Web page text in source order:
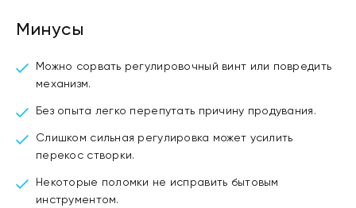
Минусы
Можно сорвать регулировочный винт или повредить
механизм.
Без опыта легко перепутать причину продувания.
Слишком сильная регулировка может усилить
перекос створки.
Некоторые поломки не исправить бытовым
инструментом.